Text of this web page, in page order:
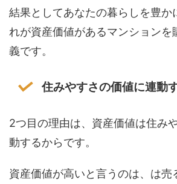
結果としてあなたの暮らしを豊か
れが資産価値があるマンションを
義です。
住みやすさの価値に連動
2つ目の理由は、資産価値は住み
動するからです。
資産価値が高いと言うのは、は売